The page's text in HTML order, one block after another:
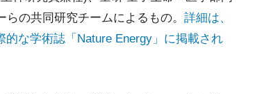
の共同研究チームによるもの。 詳細は、
な学術誌「Nature Energy」に掲載され